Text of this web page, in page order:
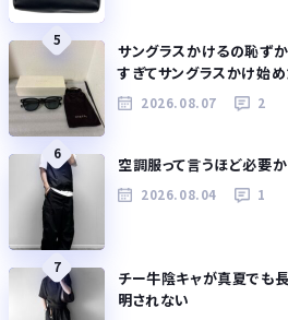
5
サングラスかけるの恥ず
すぎてサングラスかけ始
2026.08.07 2
6
空調服って言うほど必要か
2026.08.04 1
7
チー牛陰キャが真夏でも
明されない